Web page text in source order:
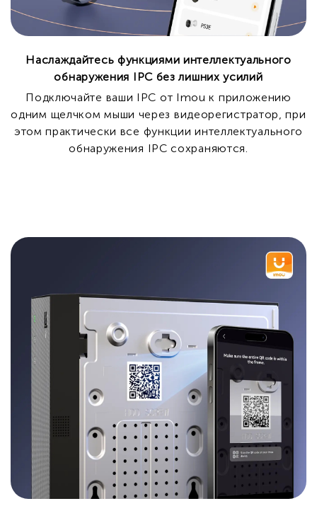
Наслаждайтесь функциями интеллектуального
обнаружения IPC без лишних усилий
Подключайте ваши IPC от Imou к приложению
одним щелчком мыши через видеорегистратор, при
этом практически все функции интеллектуального
обнаружения IPC сохраняются.